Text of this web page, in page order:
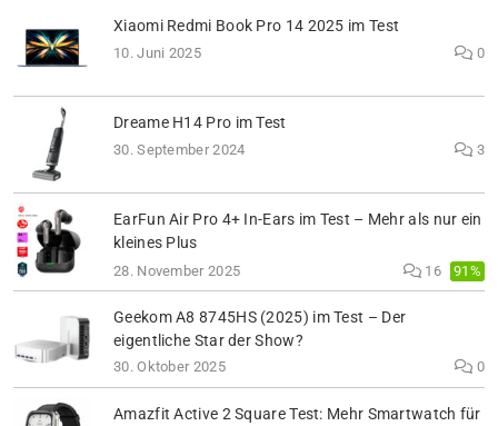
Xiaomi Redmi Book Pro 14 2025 im Test
10. Juni 2025 0
Dreame H14 Pro im Test
30. September 2024 3
EarFun Air Pro 4+ In-Ears im Test – Mehr als nur ein
kleines Plus
28. November 2025 16 91%
Geekom A8 8745HS (2025) im Test – Der
eigentliche Star der Show?
30. Oktober 2025 0
Amazfit Active 2 Square Test: Mehr Smartwatch für